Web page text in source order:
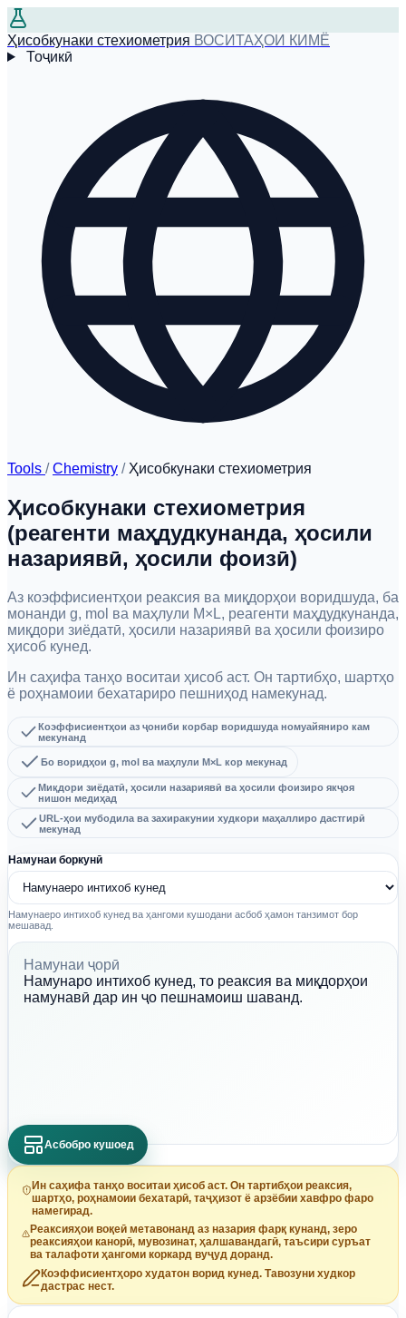
Ҳисобкунаки стехиометрия ВОСИТАҲОИ КИМЁ
Тоҷикӣ
Tools / Chemistry / Ҳисобкунаки стехиометрия
Ҳисобкунаки стехиометрия
(реагенти маҳдудкунанда, ҳосили
назариявӣ, ҳосили фоизӣ)
Аз коэффисиентҳои реаксия ва миқдорҳои воридшуда, ба
монанди g, mol ва маҳлули M×L, реагенти маҳдудкунанда,
миқдори зиёдатӣ, ҳосили назариявӣ ва ҳосили фоизиро
ҳисоб кунед.
Ин саҳифа танҳо воситаи ҳисоб аст. Он тартибҳо, шартҳо
ё роҳнамоии бехатариро пешниҳод намекунад.
Коэффисиентҳои аз ҷониби корбар воридшуда номуайяниро кам
мекунанд
Бо воридҳои g, mol ва маҳлули M×L кор мекунад
Миқдори зиёдатӣ, ҳосили назариявӣ ва ҳосили фоизиро якҷоя
нишон медиҳад
URL-ҳои мубодила ва захиракунии худкори маҳаллиро дастгирӣ
мекунад
Намунаи боркунӣ
Намунаеро интихоб кунед ва ҳангоми кушодани асбоб ҳамон танзимот бор
мешавад.
Намунаи ҷорӣ
Намунаро интихоб кунед, то реаксия ва миқдорҳои
намунавӣ дар ин ҷо пешнамоиш шаванд.
Асбобро кушоед
Ин саҳифа танҳо воситаи ҳисоб аст. Он тартибҳои реаксия,
шартҳо, роҳнамоии бехатарӣ, таҷҳизот ё арзёбии хавфро фаро
намегирад.
Реаксияҳои воқеӣ метавонанд аз назария фарқ кунанд, зеро
реаксияҳои канорӣ, мувозинат, ҳалшавандагӣ, таъсири суръат
ва талафоти ҳангоми коркард вуҷуд доранд.
Коэффисиентҳоро худатон ворид кунед. Тавозуни худкор
дастрас нест.